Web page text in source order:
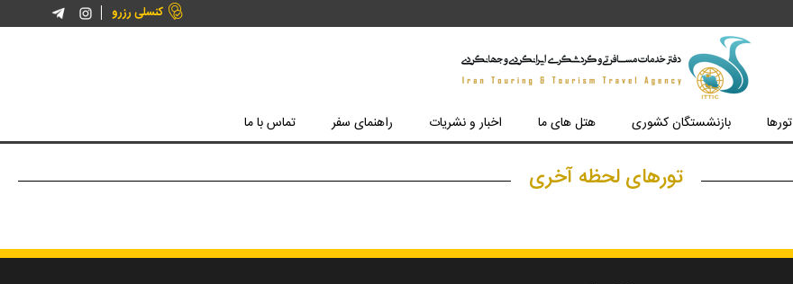
کنسلی رزرو 
تورها بازنشستگان کشوری هتل های ما اخبار و نشریات راهنمای سفر تماس با ما
تورهای لحظه آخری